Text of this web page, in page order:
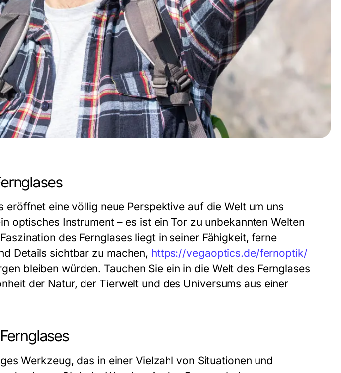
eröffnet eine völlig neue Perspektive auf die Welt um uns
optisches Instrument – es ist ein Tor zu unbekannten Welten
des Fernglases liegt in seiner Fähigkeit, ferne
Details sichtbar zu machen, https://vegaoptics.de/fernoptik/
bleiben würden. Tauchen Sie ein in die Welt des Fernglases
der Natur, der Tierwelt und des Universums aus einer
Werkzeug, das in einer Vielzahl von Situationen und